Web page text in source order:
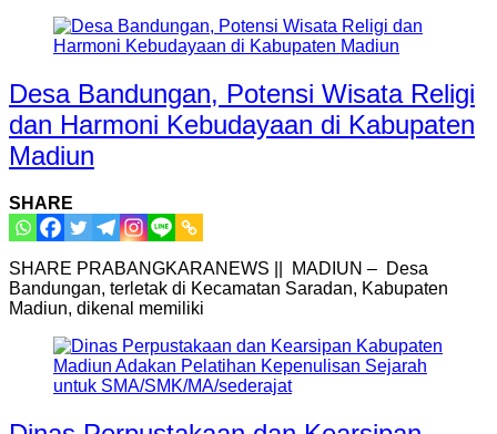
Desa Bandungan, Potensi Wisata Religi
dan Harmoni Kebudayaan di Kabupaten
Madiun
SHARE
SHARE PRABANGKARANEWS || MADIUN – Desa
Bandungan, terletak di Kecamatan Saradan, Kabupaten
Madiun, dikenal memiliki